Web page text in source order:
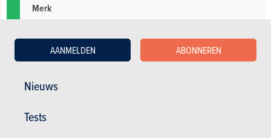
Nieuws
Tests
AANMELDEN ABONNEREN
Merk